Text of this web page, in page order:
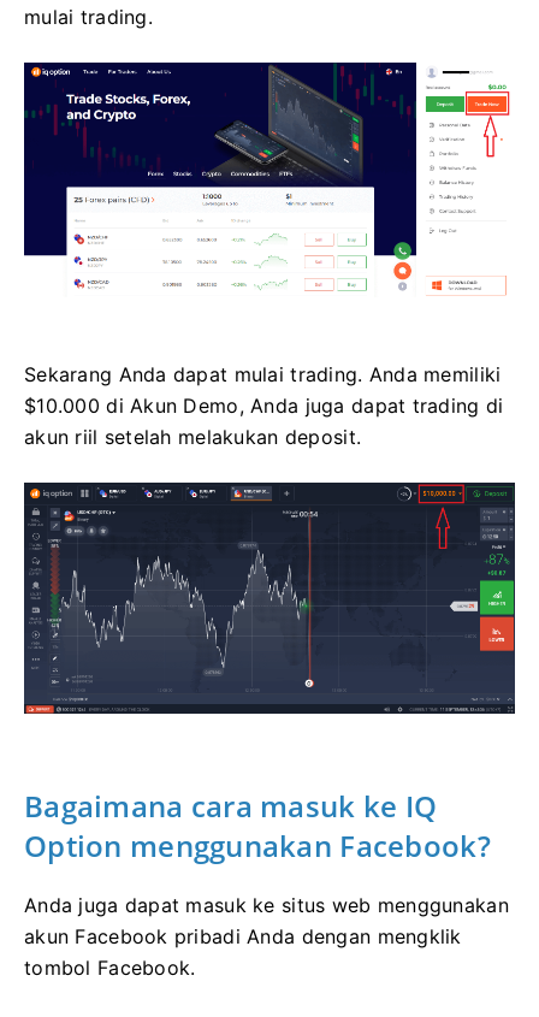
mulai trading.
Sekarang Anda dapat mulai trading. Anda memiliki
$10.000 di Akun Demo, Anda juga dapat trading di
akun riil setelah melakukan deposit.
Bagaimana cara masuk ke IQ
Option menggunakan Facebook?
Anda juga dapat masuk ke situs web menggunakan
akun Facebook pribadi Anda dengan mengklik
tombol Facebook.